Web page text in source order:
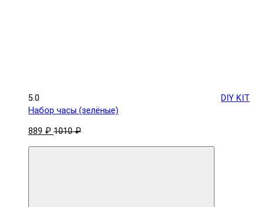
5.0
DIY KIT
Набор часы (зелёные)
889 ₽ 1010 ₽